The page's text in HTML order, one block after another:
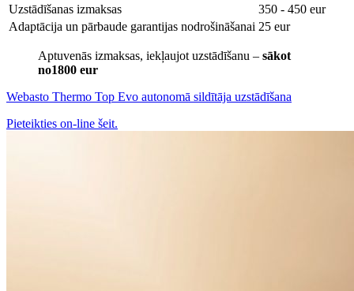
Uzstādīšanas izmaksas
350 - 450 eur
Adaptācija un pārbaude garantijas nodrošināšanai 25 eur
Aptuvenās izmaksas, iekļaujot uzstādīšanu – sākot
no1800 eur
Webasto Thermo Top Evo autonomā sildītāja uzstādīšana
Pieteikties on-line šeit.